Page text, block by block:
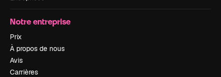
Notre entreprise
Prix
À propos de nous
Avis
Carrières